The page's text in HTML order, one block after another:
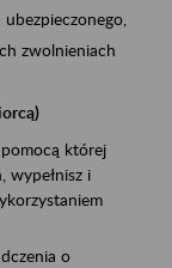
zwolnieniach
pomocą której
wypełnisz i
o